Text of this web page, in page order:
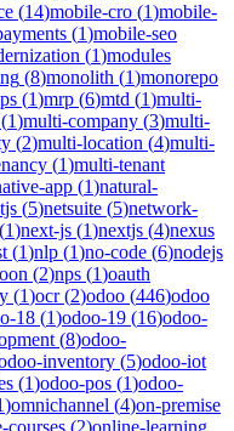
(14)mobile-cro (1)mobile-
(1)mobile-seo
(1)modules
(8)monolith (1)monorepo
(1)mrp (6)mtd (1)multi-
(1)multi-company (3)multi-
(2)multi-location (4)multi-
(1)multi-tenant
app (1)natural-
(5)netsuite (5)network-
(1)next-js (1)nextjs (4)nexus
(1)nlp (1)no-code (6)nodejs
(2)nps (1)oauth
(1)ocr(2)odoo (446)odoo
18 (1)odoo-19 (16)odoo-
(8)odoo-
inventory (5)odoo-iot
(1)odoo-pos (1)odoo-
)omnichannel (4)on-premise
courses (2)online-learning